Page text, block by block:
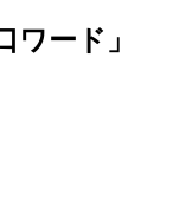
ワード」